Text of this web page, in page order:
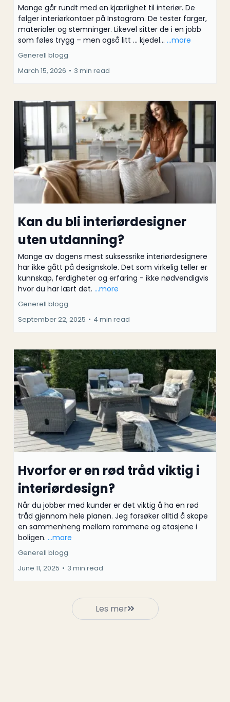
Mange går rundt med en kjærlighet til interiør. De
følger interiørkontoer på Instagram. De tester farger,
materialer og stemninger. Likevel sitter de i en jobb
som føles trygg – men også litt … kjedel... ...more
Generell blogg
March 15, 2026 • 3 min read
Kan du bli interiørdesigner
uten utdanning?
Mange av dagens mest suksessrike interiørdesignere
har ikke gått på designskole. Det som virkelig teller er
kunnskap, ferdigheter og erfaring - ikke nødvendigvis
hvor du har lært det. ...more
Generell blogg
September 22, 2025 • 4 min read
Hvorfor er en rød tråd viktig i
interiørdesign?
Når du jobber med kunder er det viktig å ha en rød
tråd gjennom hele planen. Jeg forsøker alltid å skape
en sammenheng mellom rommene og etasjene i
boligen. ...more
Generell blogg
June 11, 2025 • 3 min read
Les mer